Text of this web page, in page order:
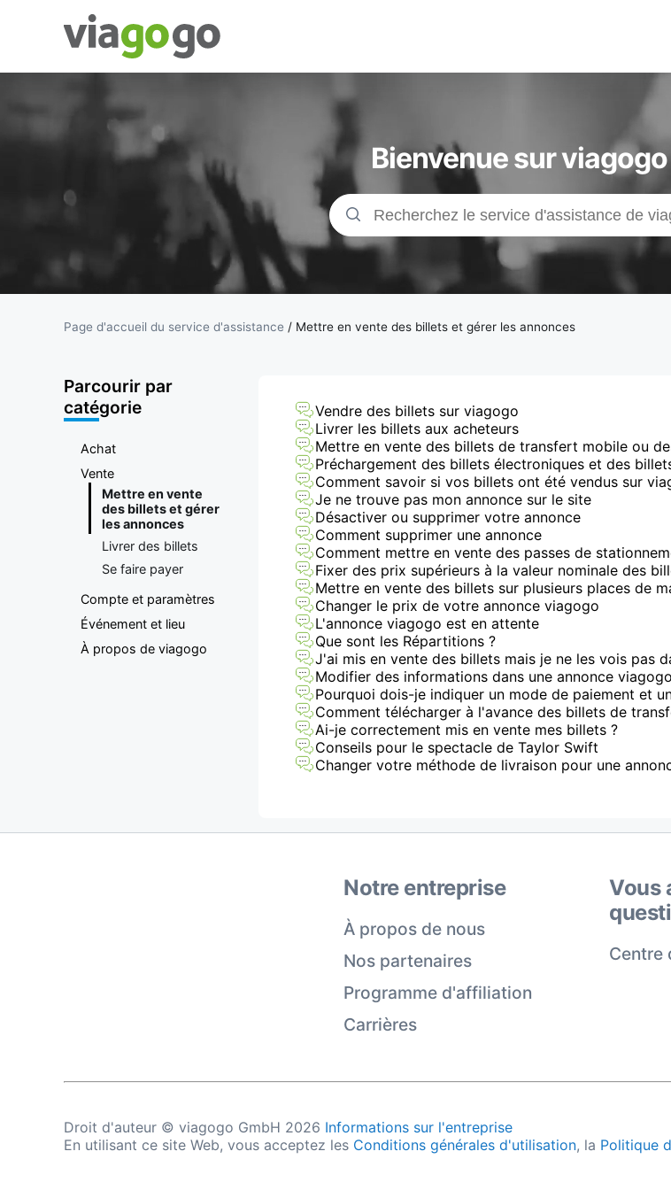
Billets -
Billet pour
concerts,
événements
sportifs et
théâtre |
viagogo, la
plateforme
d'achat et
de vente de
billets
Bienvenue sur
Page d'accueil du service d'assistance / Mettre en vente des billets et gérer les annonces
Parcourir par
catégorie
Achat
Vente
Mettre en vente
des billets et gérer
les annonces
Livrer des billets
Se faire payer
Compte et paramètres
Événement et lieu
À propos de viagogo
Vendre des billets sur viagogo
Livrer les billets aux acheteurs
Mettre en vente des billets de transfert mobile ou
Préchargement des billets électroniques et des
Comment savoir si vos billets ont été vendus sur
Je ne trouve pas mon annonce sur le site
Désactiver ou supprimer votre annonce
Comment supprimer une annonce
Comment mettre en vente des passes de
Fixer des prix supérieurs à la valeur nominale des
Mettre en vente des billets sur plusieurs places de
Changer le prix de votre annonce viagogo
L'annonce viagogo est en attente
Que sont les Répartitions ?
J'ai mis en vente des billets mais je ne les vois pas
Modifier des informations dans une annonce viagogo
Pourquoi dois-je indiquer un mode de paiement et
Comment télécharger à l'avance des billets de
Ai-je correctement mis en vente mes billets ?
Conseils pour le spectacle de Taylor Swift
Changer votre méthode de livraison pour une
Notre entreprise
À propos de nous
Nos partenaires
Programme d'affiliation
Carrières
Vous
Centre
Droit d'auteur © viagogo GmbH 2026 Informations sur l'entreprise
En utilisant ce site Web, vous acceptez les Conditions générales d'utilisation, la Politique